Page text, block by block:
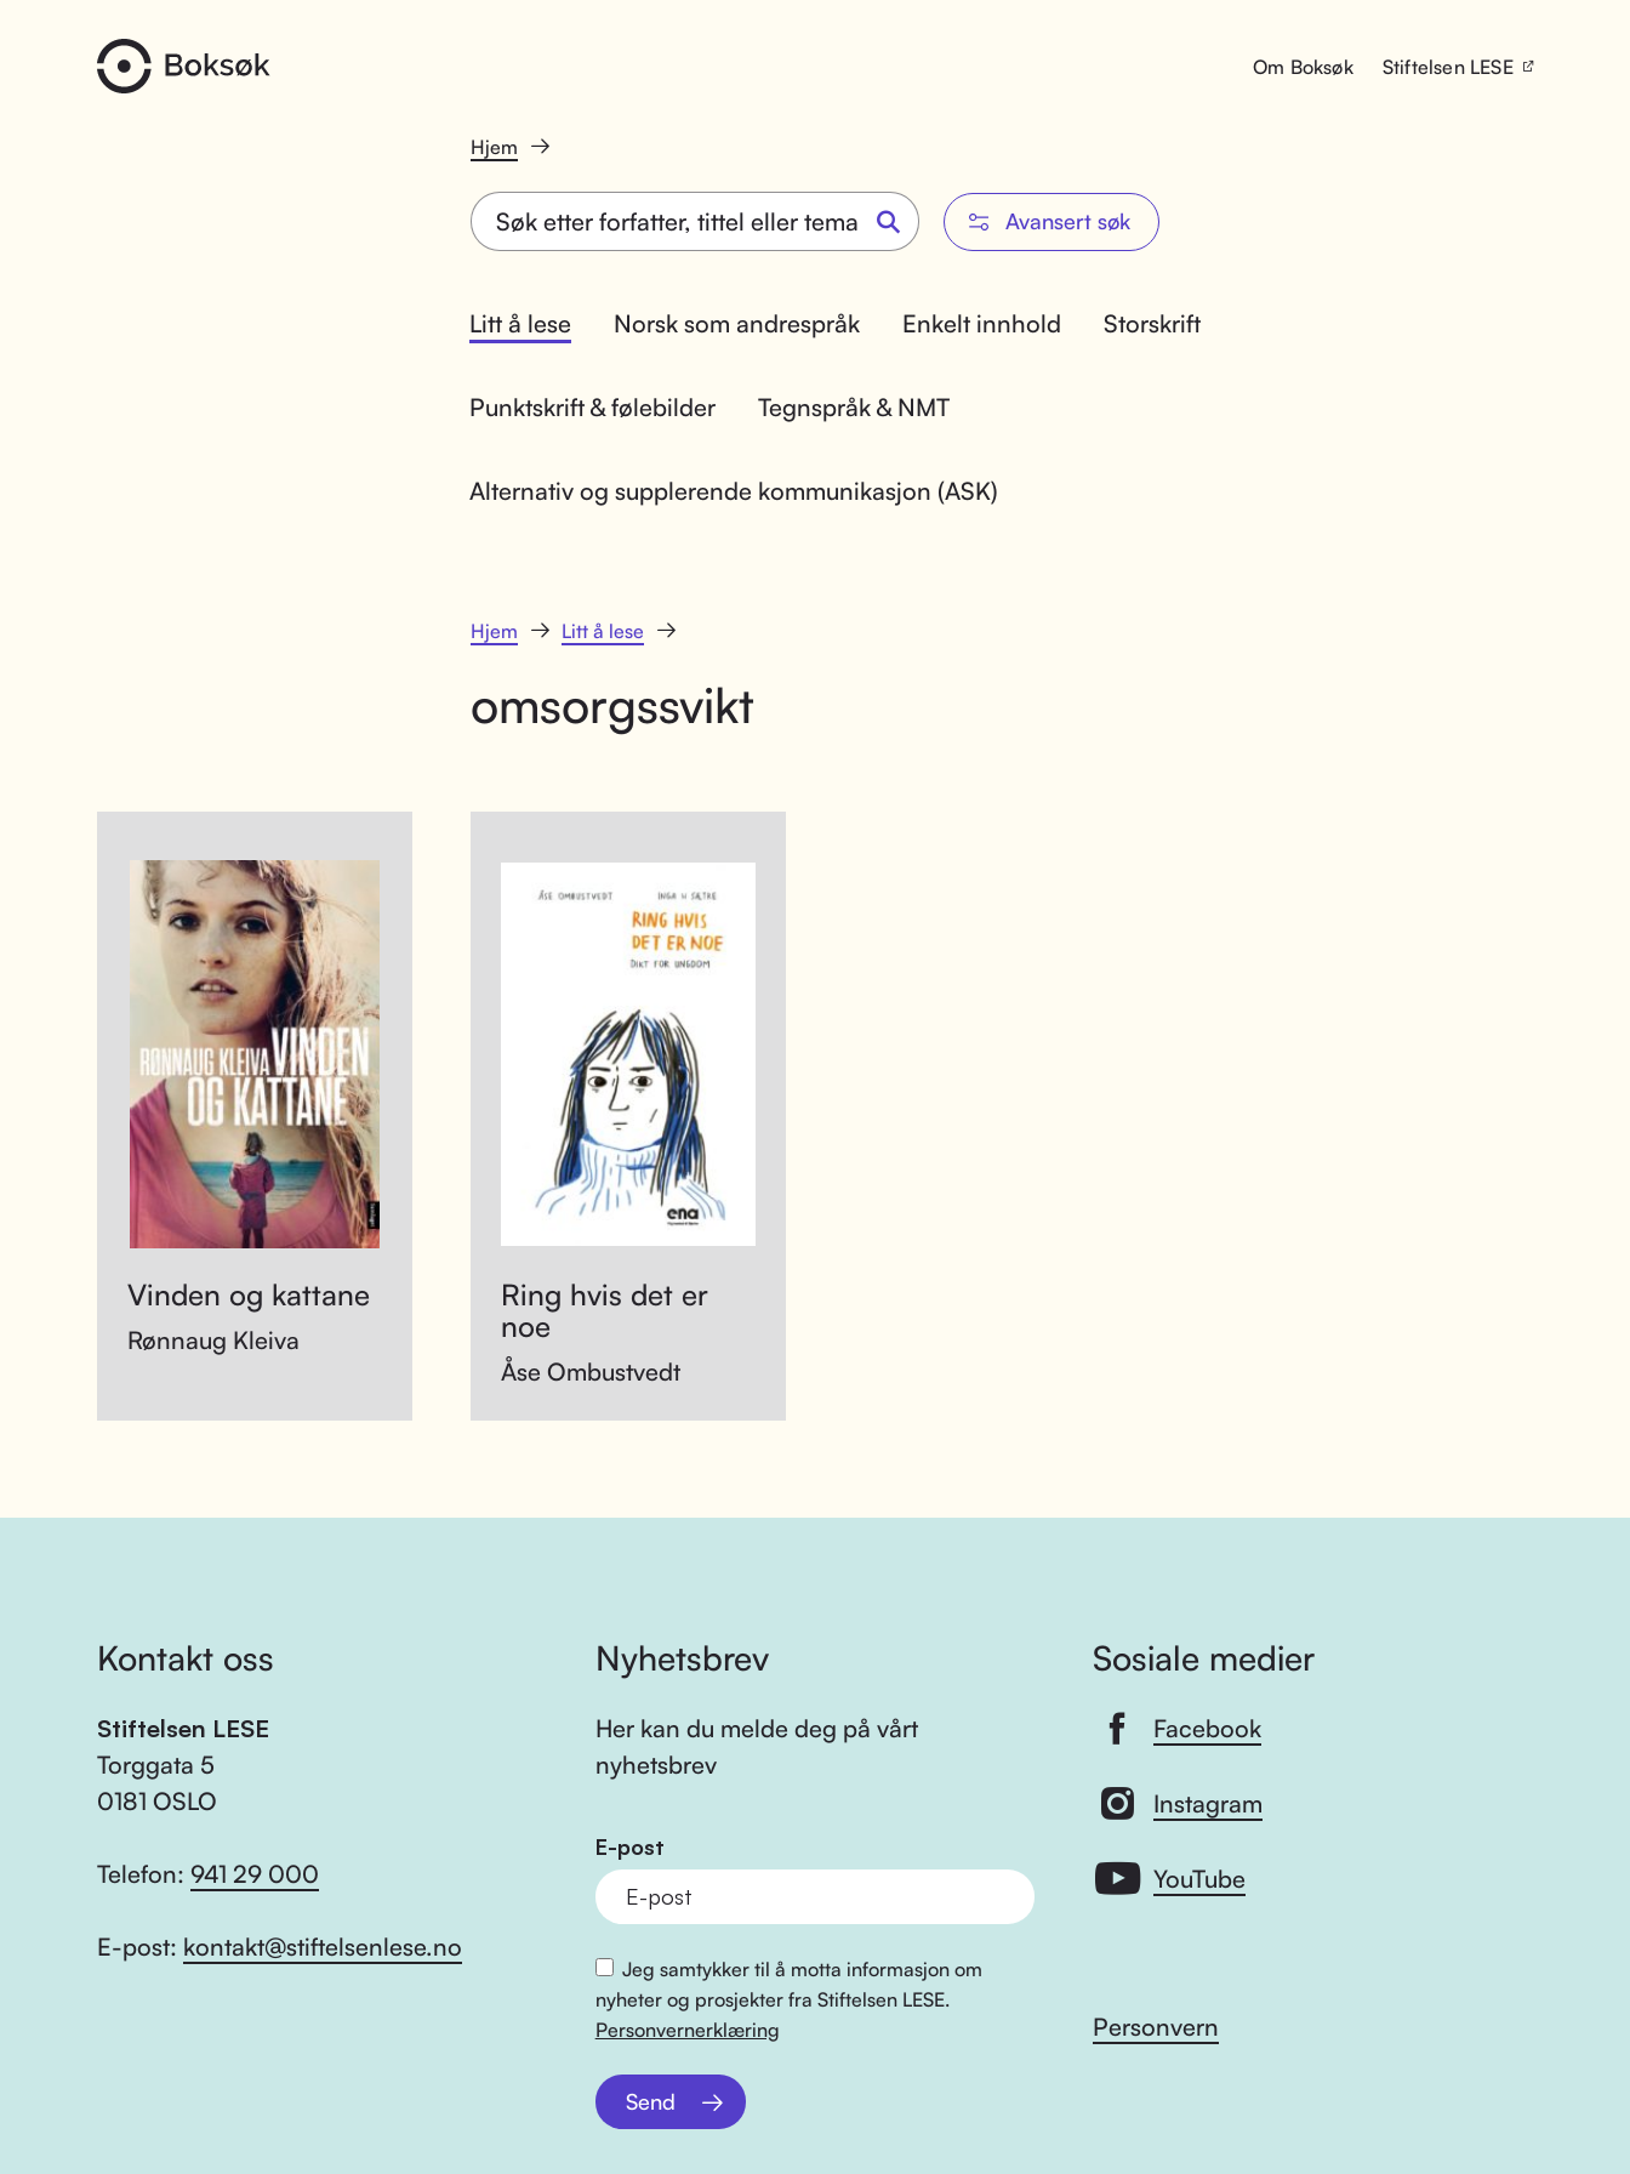
Om Boksøk Stiftelsen LESE
Hjem
Avansert søk
Litt å lese Norsk som andrespråk Enkelt innhold Storskrift
Punktskrift & følebilder Tegnspråk & NMT
Alternativ og supplerende kommunikasjon (ASK)
Hjem Litt å lese
omsorgssvikt
Vinden og kattane
Rønnaug Kleiva
Ring hvis det er
noe
Åse Ombustvedt
Kontakt oss
Stiftelsen LESE
Torggata 5
0181 OSLO
Telefon: 941 29 000
E-post: kontakt@stiftelsenlese.no
Nyhetsbrev
Her kan du melde deg på vårt
nyhetsbrev
E-post
Jeg samtykker til å motta informasjon om
nyheter og prosjekter fra Stiftelsen LESE.
Personvernerklæring
Send
Sosiale medier
Facebook
Instagram
YouTube
Personvern